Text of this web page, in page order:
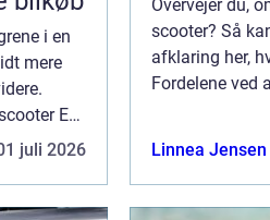
i en
mere
En
juli 2026
Overvejer du,
scooter? Så
afklaring her,
Fordelene ved
Linnea Jensen